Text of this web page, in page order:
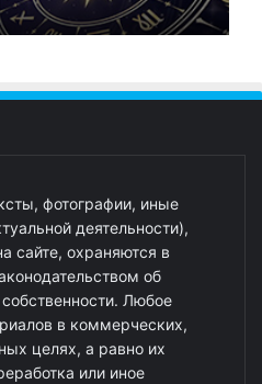
фотографии, иные
деятельности),
сайте, охраняются в
об
Любое
в коммерческих,
целях, а равно их
или иное